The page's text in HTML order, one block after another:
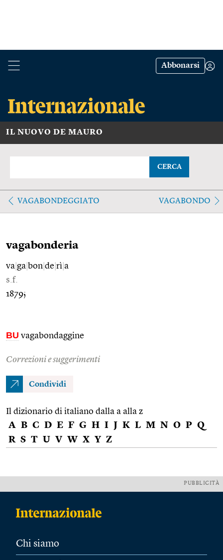
Abbonarsi
IL NUOVO DE MAURO
CERCA
VAGABONDEGGIATO VAGABONDO
vagabonderia
va ga bon de rì a
s.f.
1879;
BU vagabondaggine
Correzioni e suggerimenti
Condividi
Il dizionario di italiano dalla a alla z
A B C D E F G H I J K L M N O P Q
R S T U V W X Y Z
PUBBLICITÀ
Chi siamo